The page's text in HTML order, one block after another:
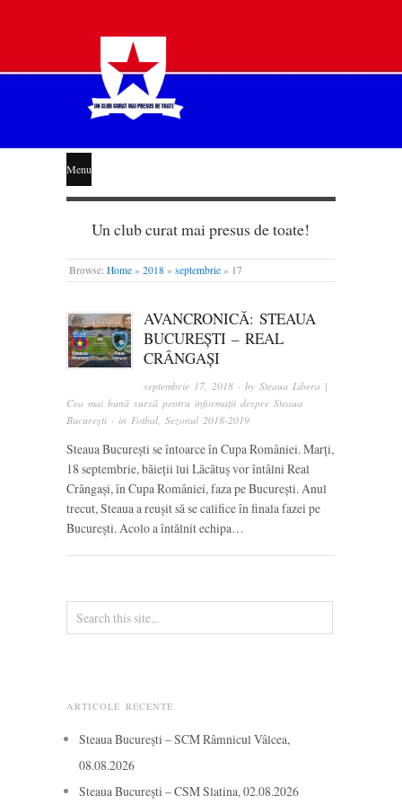
STEAUA
LIBERĂ
Menu
Un club curat mai presus de toate!
Browse: Home » 2018 » septembrie » 17
AVANCRONICĂ: STEAUA
BUCUREȘTI – REAL
CRÂNGAȘI
septembrie 17, 2018 · bySteaua Libera |
Cea mai bună sursă pentru informații despre Steaua
București · in Fotbal, Sezonul 2018-2019
Steaua București se întoarce în Cupa României. Marți,
18 septembrie, băieții lui Lăcătuș vor întâlni Real
Crângași, în Cupa României, faza pe București. Anul
trecut, Steaua a reușit să se califice în finala fazei pe
București. Acolo a întălnit echipa…
ARTICOLE RECENTE
Steaua București – SCM Râmnicul Vâlcea,
08.08.2026
Steaua București – CSM Slatina, 02.08.2026